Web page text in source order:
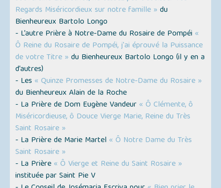
Regards Miséricordieux sur notre famille » du
Bienheureux Bartolo Longo
- L’autre Prière à Notre-Dame du Rosaire de Pompéi «
Ô Reine du Rosaire de Pompéi, j'ai éprouvé la Puissance
de votre Titre » du Bienheureux Bartolo Longo(il y en a
d’autres)
- Les « Quinze Promesses de Notre-Dame du Rosaire »
du Bienheureux Alain de la Roche
- La Prière de Dom Eugène Vandeur « Ô Clémente, ô
Miséricordieuse, ô Douce Vierge Marie, Reine du Très
Saint Rosaire »
- La Prière de Marie Martel « Ô Notre Dame du Très
Saint Rosaire »
- La Prière « Ô Vierge et Reine du Saint Rosaire »
instituée par Saint Pie V